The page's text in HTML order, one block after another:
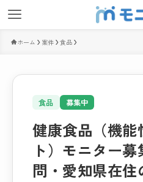
ホーム 案件 食品
食品 募集中
健康食品（機能
ト）モニター
問・愛知県在住